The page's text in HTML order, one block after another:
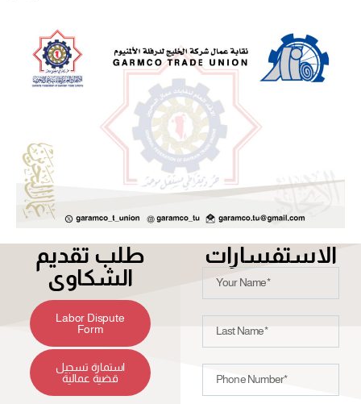
طلب تقديم
الشكاوى
Labor Dispute
Form
استمارة تسجيل
قضية عمالية
الاستفسارات